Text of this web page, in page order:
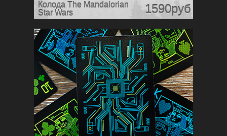
Колода The Mandalorian
Star Wars
1590руб